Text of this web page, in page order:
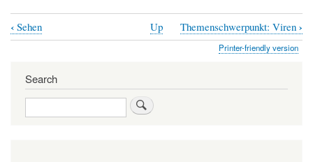
Book
links
for
Synthetische
‹ Sehen Up Themenschwerpunkt: Viren ›
Printer-friendly version
Search
Search